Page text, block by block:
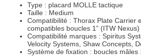
Type : placard MOLLE tactique
Taille : Medium
Compatibilité : Thorax Plate Carrier
compatibles boucles 1” (ITW Nexus)
Compatibilité marques : Spiritus
Velocity Systems, Shaw Concepts,
Système de fixation : boucles mâles